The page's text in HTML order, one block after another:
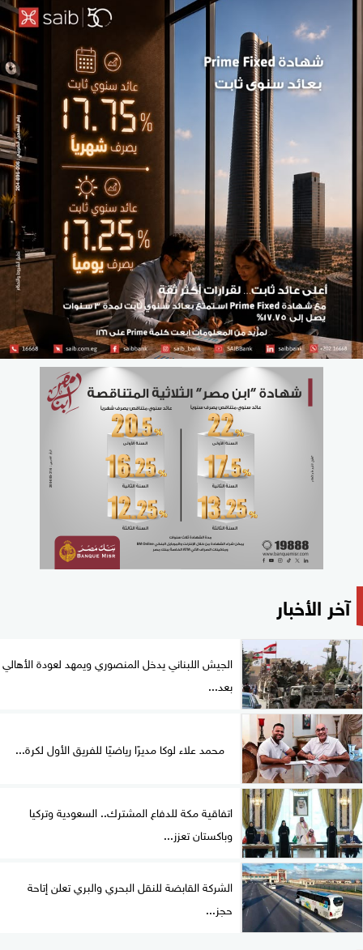
آخر الأخبار
الجيش اللبناني يدخل المنصوري ويمهد لعودة الأهالي
بعد...
محمد علاء لوكا مديرًا رياضيًا للفريق الأول لكرة...
اتفاقية مكة للدفاع المشترك.. السعودية وتركيا
وباكستان تعزز...
الشركة القابضة للنقل البحري والبري تعلن إتاحة
حجز...